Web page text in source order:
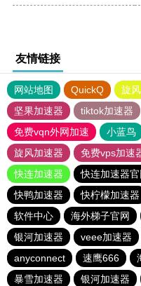
友情链接
网站地图 QuickQ 旋
坚果加速器
tiktok加速器
免费vqn外网加速
小蓝鸟
旋风加速器
免费vps加速
快连加速器
快连加速器官
快鸭加速器
快柠檬加速器
软件中心
海外梯子官网
银河加速器
veee加速器
anyconnect
速鹰666
暴雪加速器
银河加速器